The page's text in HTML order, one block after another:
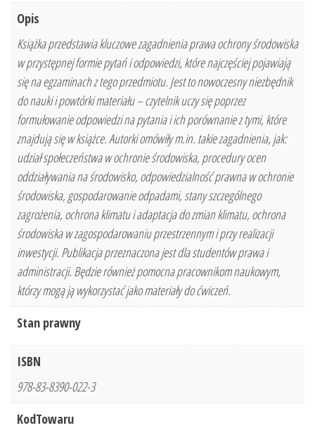
Opis
Książka przedstawia kluczowe zagadnienia prawa ochrony środowiska
w przystępnej formie pytań i odpowiedzi, które najczęściej pojawiają
się na egzaminach z tego przedmiotu. Jest to nowoczesny niezbędnik
do nauki i powtórki materiału – czytelnik uczy się poprzez
formułowanie odpowiedzi na pytania i ich porównanie z tymi, które
znajdują się w książce. Autorki omówiły m.in. takie zagadnienia, jak:
udział społeczeństwa w ochronie środowiska, procedury ocen
oddziaływania na środowisko, odpowiedzialność prawna w ochronie
środowiska, gospodarowanie odpadami, stany szczególnego
zagrożenia, ochrona klimatu i adaptacja do zmian klimatu, ochrona
środowiska w zagospodarowaniu przestrzennym i przy realizacji
inwestycji. Publikacja przeznaczona jest dla studentów prawa i
administracji. Będzie również pomocna pracownikom naukowym,
którzy mogą ją wykorzystać jako materiały do ćwiczeń.
Stan prawny
ISBN
978-83-8390-022-3
KodTowaru